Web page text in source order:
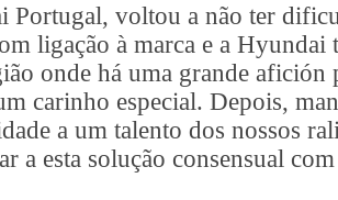
voltou a não ter
ligação à marca e a Hyundai
onde há uma grande afición
carinho especial. Depois,
a um talento dos nossos
a esta solução consensual